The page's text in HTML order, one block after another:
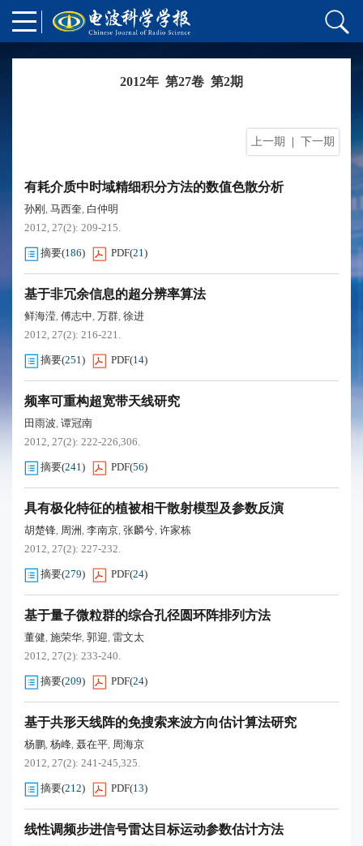
2012年 第27卷 第2期
上一期 下一期
有耗介质中时域精细积分方法的数值色散分析
孙刚 , 马西奎, 白仲明
2012, 27(2): 209-215.
摘要(186) PDF(21)
基于非冗余信息的超分辨率算法
鲜海滢, 傅志中, 万群, 徐进
2012, 27(2): 216-221.
摘要(251) PDF(14)
频率可重构超宽带天线研究
田雨波, 谭冠南
2012, 27(2): 222-226,306.
摘要(241) PDF(56)
具有极化特征的植被相干散射模型及参数反演
胡楚锋, 周洲, 李南京, 张麟兮, 许家栋
2012, 27(2): 227-232.
摘要(279) PDF(24)
基于量子微粒群的综合孔径圆环阵排列方法
董健, 施荣华, 郭迎, 雷文太
2012, 27(2): 233-240.
摘要(209) PDF(24)
基于共形天线阵的免搜索来波方向估计算法研究
杨鹏, 杨峰, 聂在平, 周海京
2012, 27(2): 241-245,325.
摘要(212) PDF(13)
线性调频步进信号雷达目标运动参数估计方法